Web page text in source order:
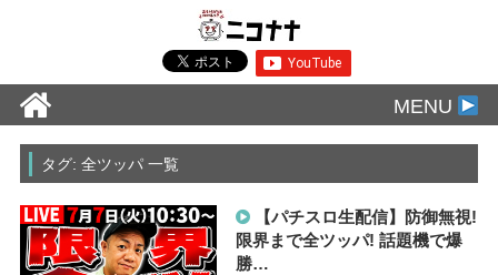
MENU
タグ: 全ツッパ 一覧
【パチスロ生配信】防御無視!
限界まで全ツッパ! 話題機で爆
勝…